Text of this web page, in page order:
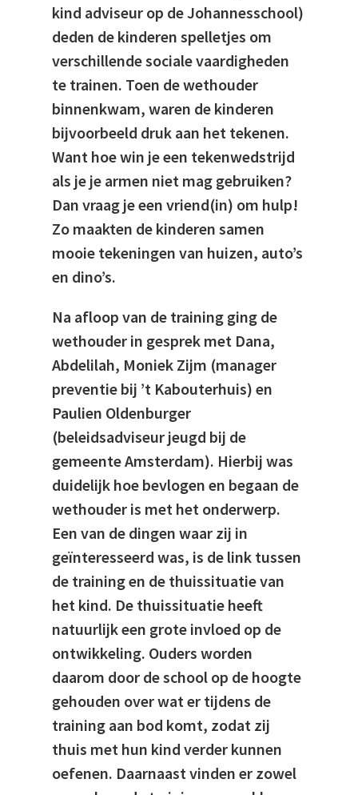
kind adviseur op de Johannesschool)
deden de kinderen spelletjes om
verschillende sociale vaardigheden
te trainen. Toen de wethouder
binnenkwam, waren de kinderen
bijvoorbeeld druk aan het tekenen.
Want hoe win je een tekenwedstrijd
als je je armen niet mag gebruiken?
Dan vraag je een vriend(in) om hulp!
Zo maakten de kinderen samen
mooie tekeningen van huizen, auto’s
en dino’s.
Na afloop van de training ging de
wethouder in gesprek met Dana,
Abdelilah, Moniek Zijm (manager
preventie bij ’t Kabouterhuis) en
Paulien Oldenburger
(beleidsadviseur jeugd bij de
gemeente Amsterdam). Hierbij was
duidelijk hoe bevlogen en begaan de
wethouder is met het onderwerp.
Een van de dingen waar zij in
geïnteresseerd was, is de link tussen
de training en de thuissituatie van
het kind. De thuissituatie heeft
natuurlijk een grote invloed op de
ontwikkeling. Ouders worden
daarom door de school op de hoogte
gehouden over wat er tijdens de
training aan bod komt, zodat zij
thuis met hun kind verder kunnen
oefenen. Daarnaast vinden er zowel